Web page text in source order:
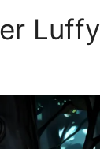
Luffy